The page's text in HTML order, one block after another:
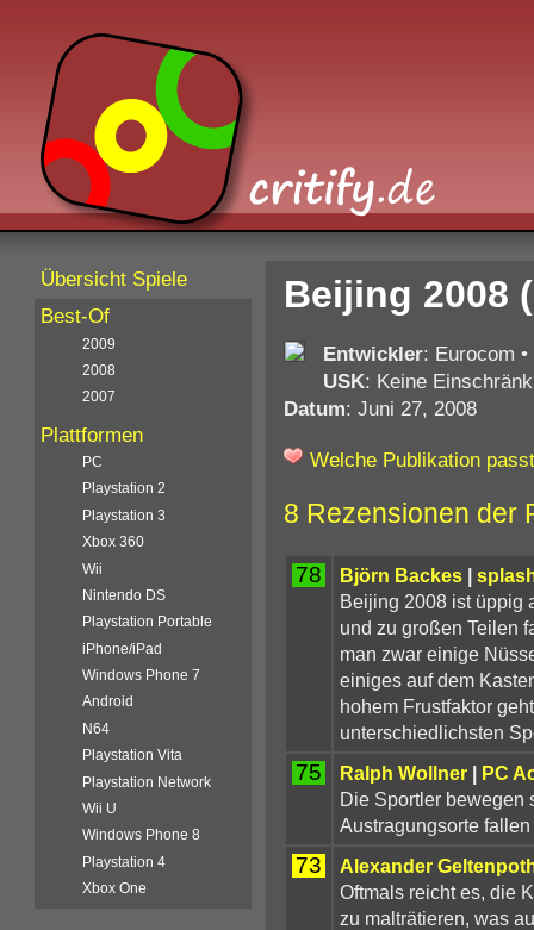
Beijing 2008
Entwickler: Eurocom •
USK: Keine
Datum: Juni 27, 2008
Welche Publikation
8 Rezensionen der
78 Björn Backes|
Beijing 2008 ist üppig
und zu großen Teilen
man zwar einige
einiges auf dem
hohem Frustfaktor
unterschiedlichsten
75 Ralph Wollner| PC
Die Sportler bewegen
Austragungsorte
73
Alexander
Oftmals reicht es, die
zu malträtieren, was
Übersicht Spiele
Best-Of
2009
2008
2007
Plattformen
PC
Playstation 2
Playstation 3
Xbox 360
Wii
Nintendo DS
Playstation Portable
iPhone/iPad
Windows Phone 7
Android
N64
Playstation Vita
Playstation Network
Wii U
Windows Phone 8
Playstation 4
Xbox One